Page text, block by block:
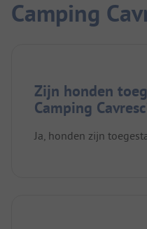
Camping
Zijn honden
Camping
Ja, honden zijn